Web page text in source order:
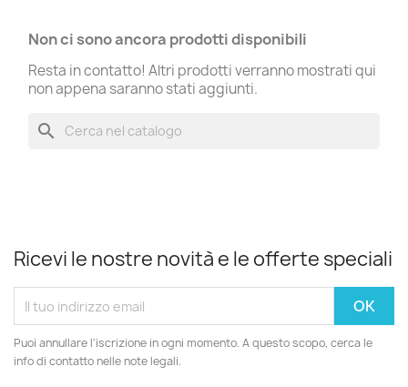
Non ci sono ancora prodotti disponibili
Resta in contatto! Altri prodotti verranno mostrati qui
non appena saranno stati aggiunti.
search
Ricevi le nostre novità e le offerte speciali
Puoi annullare l'iscrizione in ogni momento. A questo scopo, cerca le
info di contatto nelle note legali.